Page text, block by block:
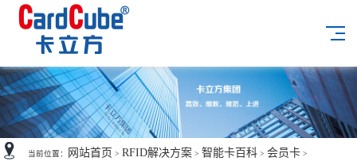
当前位置： 网站首页 > RFID解决方案 > 智能卡百科 > 会员卡 >